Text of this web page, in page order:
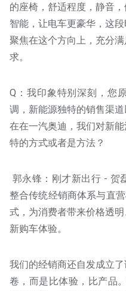
的座椅，舒适程度，静音
智能，让电车更豪华，这
聚焦在这个方向上，充分
求。
Q：我印象特别深刻，您
调，新能源独特的销售渠
在在一汽奥迪，我们对新
特的方式或者是方法？
郭永锋：刚才新出行 - 贺
整合传统经销商体系与直
式，为消费者带来价格透
新购车体验。
我们的经销商还自发成立
卷，而是比体验，比产品